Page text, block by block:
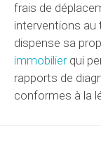
frais de
interventions au
dispense sa
immobilierqui
rapports de
conformes à la